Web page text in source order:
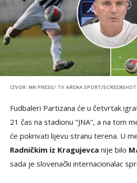
IZVOR: MN PRESS/ TV ARENA SPORT/SCREENSHOT
Fudbaleri Partizana će u četvrtak
21 čas na stadionu "JNA", a na tom
će pokrivati lijevu stranu terena. U
Radničkim iz Kragujevca nije bilo
sada je slovenački internacionalac